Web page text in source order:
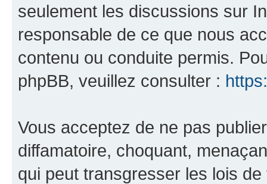
seulement les discussions sur
responsable de ce que nous
contenu ou conduite permis.
phpBB, veuillez consulter :
Vous acceptez de ne pas
diffamatoire, choquant,
qui peut transgresser les lois